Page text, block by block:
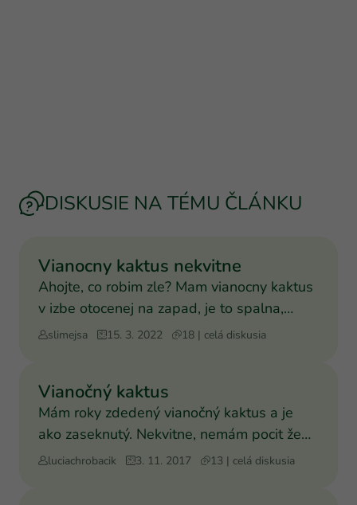
DISKUSIE NA TÉMU ČLÁNKU
Vianocny kaktus nekvitne
Ahojte, co robim zle? Mam vianocny kaktus
v izbe otocenej na zapad, je to spalna,
takze tam velmi ne
slimejsa 15. 3. 2022 18 | celá diskusia
Vianočný kaktus
Mám roky zdedený vianočný kaktus a je
ako zaseknutý. Nekvitne, nemám pocit že
rastie...Ako ho prebra
luciachrobacik 3. 11. 2017 13 | celá diskusia